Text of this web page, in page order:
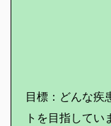
目標：どんな疾
トを目指してい